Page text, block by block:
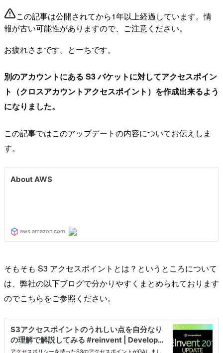
この記事は公開されてから1年以上経過しています。情
報が古い可能性がありますので、ご注意ください。
お疲れさまです。とーちです。
別のアカウントにある S3 バケットに対してアクセスポイン
ト（クロスアカウントアクセスポイント）を作成出来るよう
になりました。
この記事ではこのアップデートの内容についてお伝えしま
す。
そもそも S3 アクセスポイントとは？というところについて
は、弊社の以下ブログで分かりやすくまとめられております
のでこちらをご参照ください。